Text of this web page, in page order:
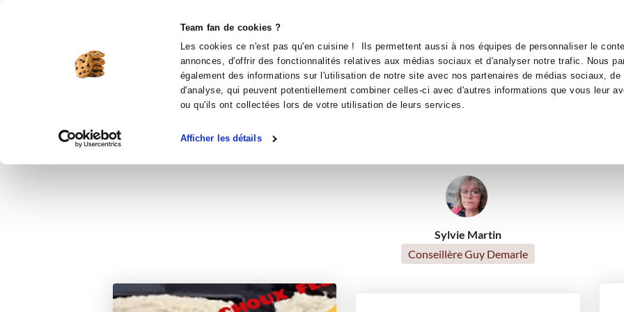
Team fan de cookies ?
Les cookies ce n'est pas qu'en cuisine ! Ils permettent aussi à nos équipes de personnaliser le
annonces, d'offrir des fonctionnalités relatives aux médias sociaux et d'analyser notre trafic. Nous
également des informations sur l'utilisation de notre site avec nos partenaires de médias sociaux, de
d'analyse, qui peuvent potentiellement combiner celles-ci avec d'autres informations que vous leur
ou qu'ils ont collectées lors de votre utilisation de leurs services.
Afficher les détails
RECETTES LE MAG LA BOUTIQUE
Flan au chou fleur Moule
cakes et quiches salés
Sylvie Martin
Conseillère Guy Demarle